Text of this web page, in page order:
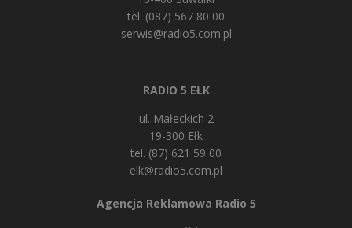
tel. (087) 567 80 00
serwis@radio5.com.pl
RADIO 5 EŁK
ul. Małeckich 2
19-300 Ełk
tel. (87) 621 59 00
elk@radio5.com.pl
Agencja Reklamowa Radio 5